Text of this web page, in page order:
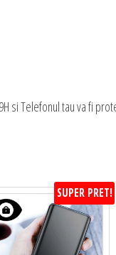
si Telefonul tau va fi
SUPER PRET!